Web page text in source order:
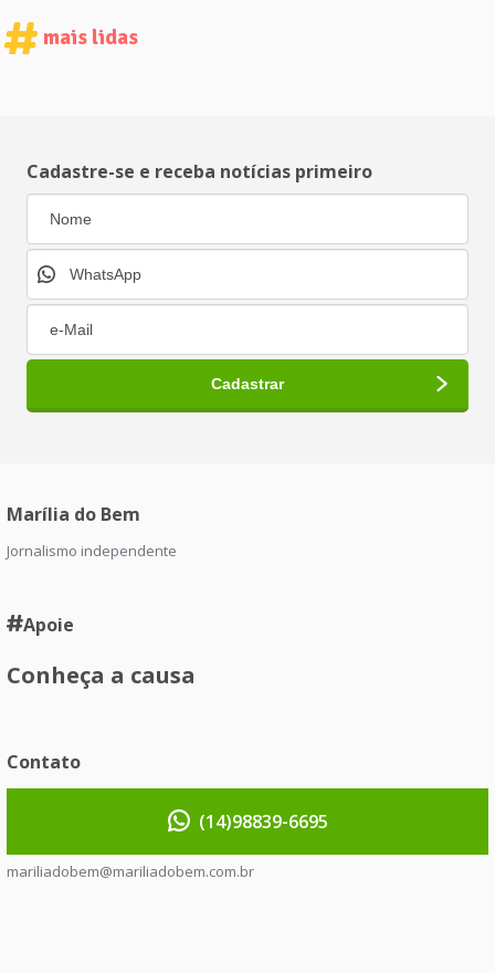
mais lidas
Cadastre-se e receba notícias primeiro
Marília do Bem
Jornalismo independente
Apoie
Conheça a causa
Contato
(14)98839-6695
mariliadobem@mariliadobem.com.br